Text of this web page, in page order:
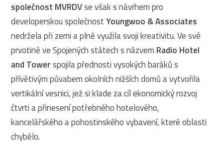
společnost MVRDVse však s návrhem pro
developerskou společnostYoungwoo & Associates
nedržela při zemi a plně využila svoji kreativitu. Ve své
prvotině ve Spojených státech s názvem Radio Hotel
and Towerspojila přednosti vysokých baráků s
přívětivým půvabem okolních nižších domů a vytvořila
vertikální vesnici, jež si klade za cíl ekonomický rozvoj
čtvrti a přinesení potřebného hotelového,
kancelářského a pohostinského vybavení, které oblasti
chybělo.